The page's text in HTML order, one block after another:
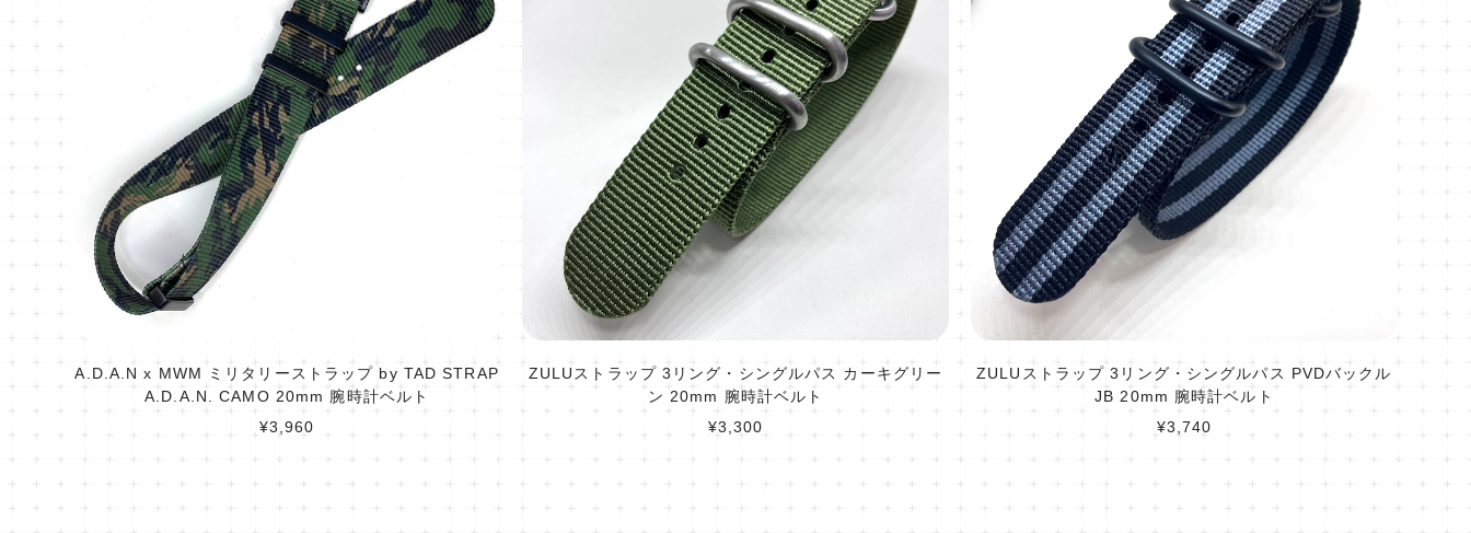
A.D.A.N x MWM ミリタリーストラップ by TAD STRAP
A.D.A.N. CAMO 20mm 腕時計ベルト
¥3,960
ZULUストラップ 3リング・シングルパス カーキグリー
ン 20mm 腕時計ベルト
¥3,300
ZULUストラップ 3リング・シングルパス PVDバックル
JB 20mm 腕時計ベルト
¥3,740